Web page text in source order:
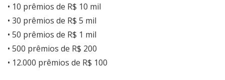
• 10 prêmios de R$ 10 mil
• 30 prêmios de R$ 5 mil
• 50 prêmios de R$ 1 mil
• 500 prêmios de R$ 200
• 12.000 prêmios de R$ 100